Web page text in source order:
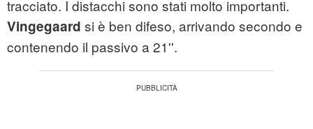
tracciato. I distacchi sono stati molto importanti.
Vingegaard si è ben difeso, arrivando secondo e
contenendo il passivo a 21''.